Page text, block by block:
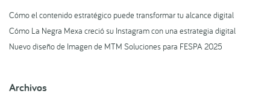
Cómo el contenido estratégico puede transformar tu alcance digital
Cómo La Negra Mexa creció su Instagram con una estrategia digital
Nuevo diseño de Imagen de MTM Soluciones para FESPA 2025
Archivos